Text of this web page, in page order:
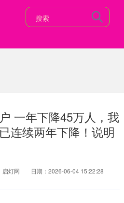
一年下降45万人，我
连续两年下降！说明
启灯网
日期：2026-06-04 15:22:28